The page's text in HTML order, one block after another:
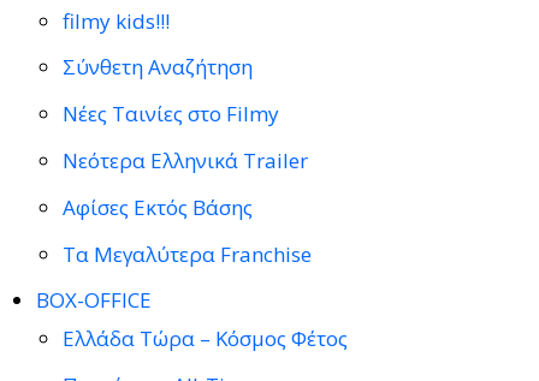
filmy kids!!!
Σύνθετη Αναζήτηση
Νέες Ταινίες στο Filmy
Νεότερα Ελληνικά Trailer
Αφίσες Εκτός Βάσης
Τα Μεγαλύτερα Franchise
BOX-OFFICE
Ελλάδα Τώρα – Κόσμος Φέτος